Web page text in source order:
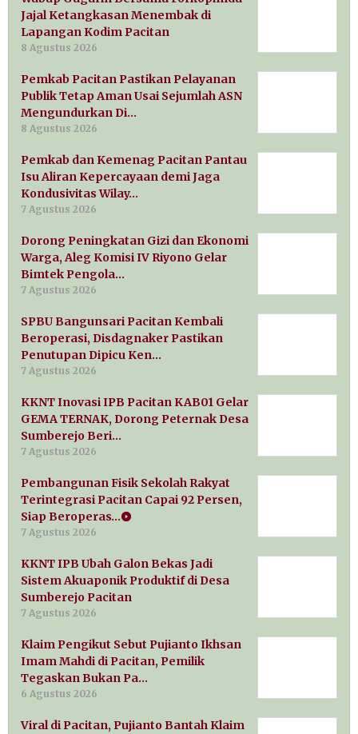
Jajal Ketangkasan Menembak di
Lapangan Kodim Pacitan
8 Agustus 2026
Pemkab Pacitan Pastikan Pelayanan
Publik Tetap Aman Usai Sejumlah ASN
Mengundurkan Di…
8 Agustus 2026
Pemkab dan Kemenag Pacitan Pantau
Isu Aliran Kepercayaan demi Jaga
Kondusivitas Wilay…
7 Agustus 2026
Dorong Peningkatan Gizi dan Ekonomi
Warga, Aleg Komisi IV Riyono Gelar
Bimtek Pengola…
7 Agustus 2026
SPBU Bangunsari Pacitan Kembali
Beroperasi, Disdagnaker Pastikan
Penutupan Dipicu Ken…
7 Agustus 2026
KKNT Inovasi IPB Pacitan KAB01 Gelar
GEMA TERNAK, Dorong Peternak Desa
Sumberejo Beri…
7 Agustus 2026
Pembangunan Fisik Sekolah Rakyat
Terintegrasi Pacitan Capai 92 Persen,
Siap Beroperas…
7 Agustus 2026
KKNT IPB Ubah Galon Bekas Jadi
Sistem Akuaponik Produktif di Desa
Sumberejo Pacitan
7 Agustus 2026
Klaim Pengikut Sebut Pujianto Ikhsan
Imam Mahdi di Pacitan, Pemilik
Tegaskan Bukan Pa…
6 Agustus 2026
Viral di Pacitan, Pujianto Bantah Klaim